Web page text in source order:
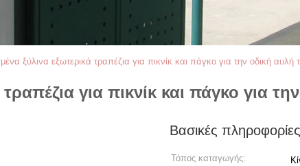
ξύλινα εξωτερικά τραπέζια για πικνίκ και πάγκο για την οδική αυλή
για πικνίκ και πάγκο για
Βασικές πληροφορίες
Τόπος καταγωγής: